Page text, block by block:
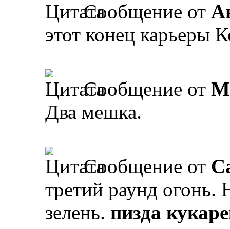
Сообщение от
этот конец карьеры
Сообщение от
Два мешка.
Сообщение от
третий раунд огонь.
зелень. пизда